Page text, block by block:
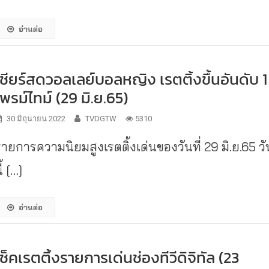
อ่านต่อ
ยร์สดวอลเลย์บอลหญิง เรตติ้งขึ้นอันดับ 1
รม์ไทม์ (29 มิ.ย.65)
30 มิถุนายน 2022 TVDGTW 5310
ยการความนิยมสูงเรตติ้งเด่นของวันที่ 29 มิ.ย.65
[…]
อ่านต่อ
คเรตติ้งรายการเด่นช่องทีวีดิจิทัล (23